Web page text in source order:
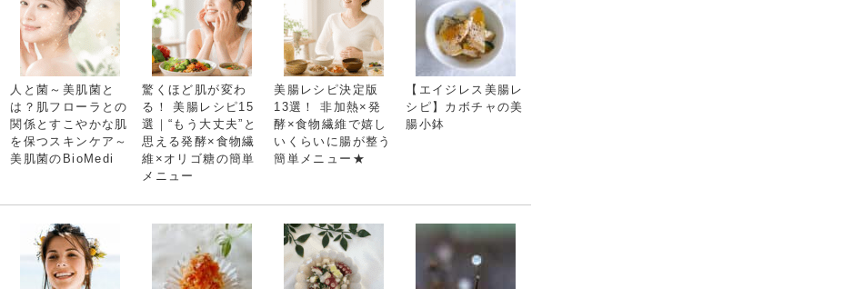
人と菌～美肌菌と
は？肌フローラとの
関係とすこやかな肌
を保つスキンケア～
美肌菌のBioMedi
驚くほど肌が変わ
る！ 美腸レシピ15
選｜“もう大丈夫”と
思える発酵×食物繊
維×オリゴ糖の簡単
メニュー
美腸レシピ決定版
13選！ 非加熱×発
酵×食物繊維で嬉し
いくらいに腸が整う
簡単メニュー★
【エイジレス美腸レ
シピ】カボチャの美
腸小鉢